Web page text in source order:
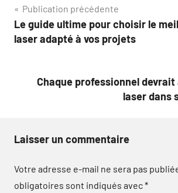
Navigation
de
Publication précédente
Le guide ultime pour choisir le
laser adapté à vos projets
Chaque professionnel devrait
laser dans
Laisser un commentaire
Votre adresse e-mail ne sera pas
obligatoires sont indiqués avec*